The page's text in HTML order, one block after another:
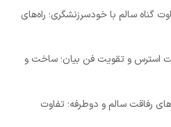
سالم با خودسرزنشگری؛ راه‌های
استرس و تقویت فن بیان؛ ساخت و
رفاقت سالم و دوطرفه؛ تفاوت